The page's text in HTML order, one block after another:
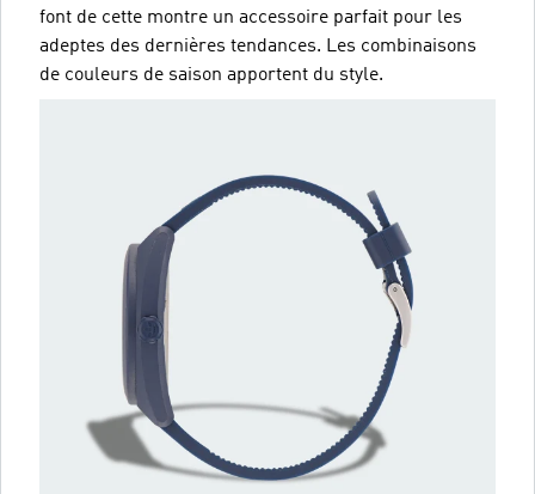
font de cette montre un accessoire parfait pour les
adeptes des dernières tendances. Les combinaisons
de couleurs de saison apportent du style.